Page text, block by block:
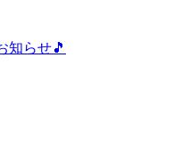
知らせ🎵